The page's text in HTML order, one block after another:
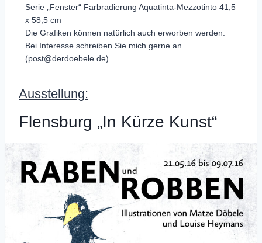
Serie „Fenster“ Farbradierung Aquatinta-Mezzotinto 41,5
x 58,5 cm
Die Grafiken können natürlich auch erworben werden.
Bei Interesse schreiben Sie mich gerne an.
(post@derdoebele.de)
Ausstellung:
Flensburg „In Kürze Kunst“